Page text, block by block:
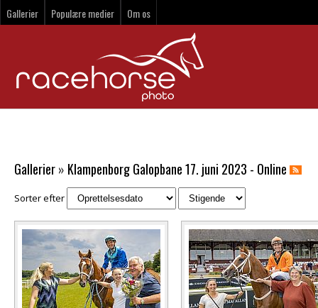
Gallerier Populære medier Om os
Gallerier» Klampenborg Galopbane 17. juni 2023 - Online
Sorter efter